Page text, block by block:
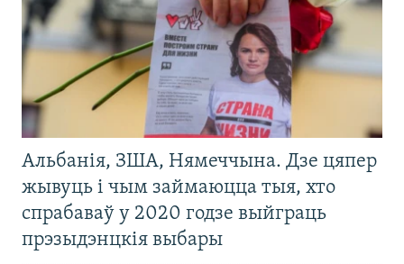
Альбанія, ЗША, Нямеччына. Дзе цяпер
жывуць і чым займаюцца тыя, хто
спрабаваў у 2020 годзе выйграць
прэзыдэнцкія выбары